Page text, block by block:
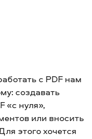
с PDF нам
создавать
«с нуля»,
или вносить
этого хочется